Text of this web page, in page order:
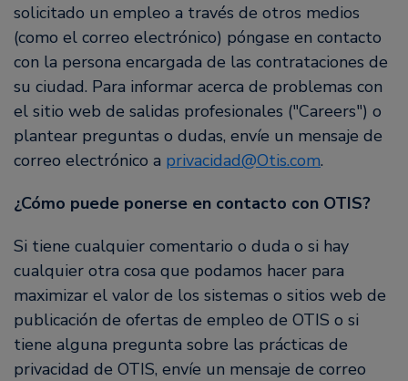
solicitado un empleo a través de otros medios
(como el correo electrónico) póngase en contacto
con la persona encargada de las contrataciones de
su ciudad. Para informar acerca de problemas con
el sitio web de salidas profesionales ("Careers") o
plantear preguntas o dudas, envíe un mensaje de
correo electrónico a privacidad@Otis.com.
¿Cómo puede ponerse en contacto con OTIS?
Si tiene cualquier comentario o duda o si hay
cualquier otra cosa que podamos hacer para
maximizar el valor de los sistemas o sitios web de
publicación de ofertas de empleo de OTIS o si
tiene alguna pregunta sobre las prácticas de
privacidad de OTIS, envíe un mensaje de correo